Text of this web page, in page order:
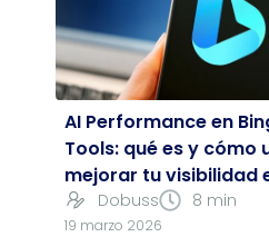
AI Performance en
Tools: qué es y cómo
mejorar tu visibilidad
Dobuss 8 min
19 marzo 2026